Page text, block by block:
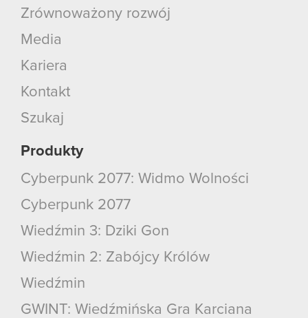
Zrównoważony rozwój
Media
Kariera
Kontakt
Szukaj
Produkty
Cyberpunk 2077: Widmo Wolności
Cyberpunk 2077
Wiedźmin 3: Dziki Gon
Wiedźmin 2: Zabójcy Królów
Wiedźmin
GWINT: Wiedźmińska Gra Karciana